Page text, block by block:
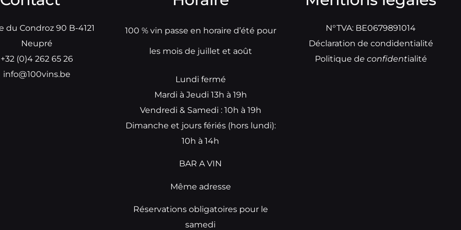
du Condroz 90 B-4121
Neupré
+32 (0)4 262 65 26
info@100vins.be
100 % vin passe en horaire d’été pour
les mois de juillet et août
Lundi fermé
Mardi à Jeudi 13h à 19h
Vendredi & Samedi : 10h à 19h
Dimanche et jours fériés (hors lundi):
10h à 14h
BAR A VIN
Même adresse
Réservations obligatoires pour le
samedi
N°TVA: BE0679891014
Déclaration de condidentialité
Politique de confidentialité